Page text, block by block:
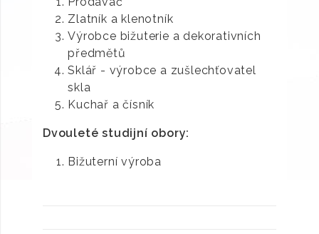
Zlatník a klenotník
Výrobce bižuterie a dekorativních
předmětů
Sklář - výrobce a zušlechťovatel
skla
Kuchař a čísník
Dvouleté studijní obory:
Bižuterní výroba